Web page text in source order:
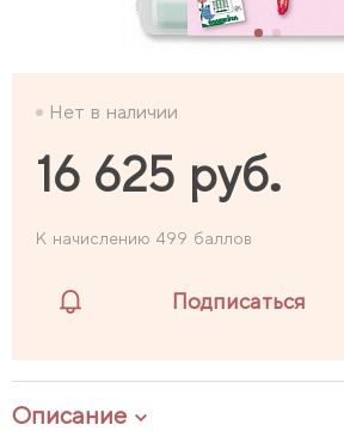
Нет в наличии
16 625 руб.
К начислению 499 баллов
Подписаться
Описание